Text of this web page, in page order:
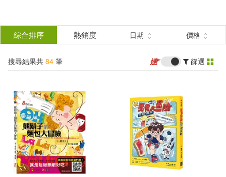
結
分類 (單選)
所有商品(84) 圖書(55)
婦幼生活(1)
展開
作者 (可複選)
綜合排序 熱銷度 日期 價格
搜尋結果共 84 筆 篩選